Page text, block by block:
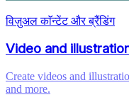
विज़ुअल काॅन्टेंट और ब्रैंडिंग
Video and
Create videos and
and more.